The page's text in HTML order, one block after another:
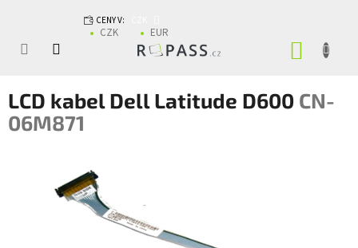
CENY V:
CZK EUR
LCD kabel Dell Latitude D600 CN-
06M871